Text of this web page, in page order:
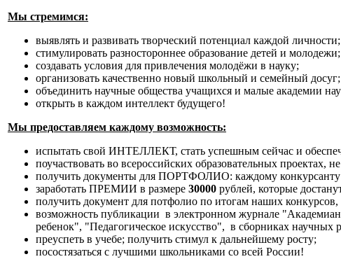
Мы стремимся:
выявлять и развивать творческий потенциал каждой личности;
стимулировать разностороннее образование детей и молодежи;
создавать условия для привлечения молодёжи в науку;
организовать качественно новый школьный и семейный досуг;
объединить научные общества учащихся и малые академии
открыть в каждом интеллект будущего!
Мы предоставляем каждому возможность:
испытать свой ИНТЕЛЛЕКТ, стать успешным сейчас и
поучаствовать во всероссийских образовательных проектах,
получить документы для ПОРТФОЛИО: каждому конкурсанту
заработать ПРЕМИИ в размере 30000 рублей, которые
получить документ для потфолио по итогам наших
возможность публикации в электронном журнале
ребенок", "Педагогическое искусство", в сборниках научных
преуспеть в учебе; получить стимул к дальнейшему росту;
посостязаться с лучшими школьниками со всей России!